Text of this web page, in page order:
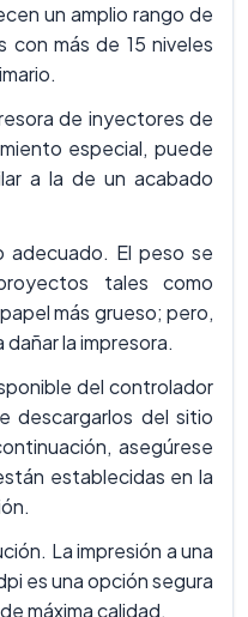
un amplio rango de
con más de 15 niveles
de inyectores de
especial, puede
a la de un acabado
adecuado. El peso se
tales como
más grueso; pero,
la impresora.
del controlador
descargarlos del sitio
asegúrese
establecidas en la
La impresión a una
es una opción segura
máxima calidad.